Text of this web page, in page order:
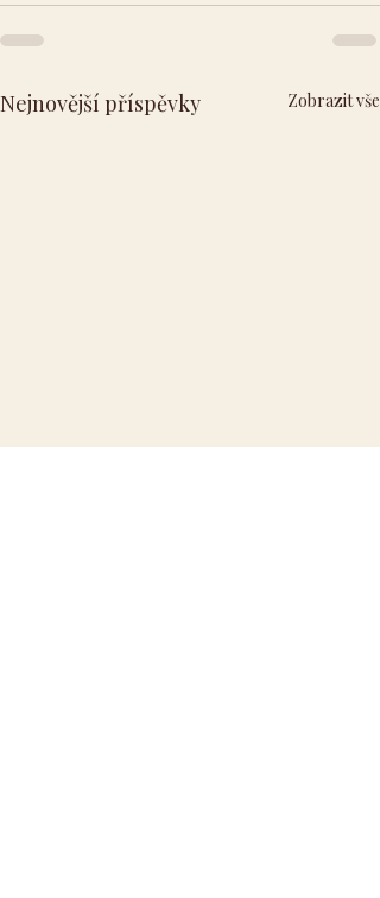
Nejnovější příspěvky Zobrazit vše